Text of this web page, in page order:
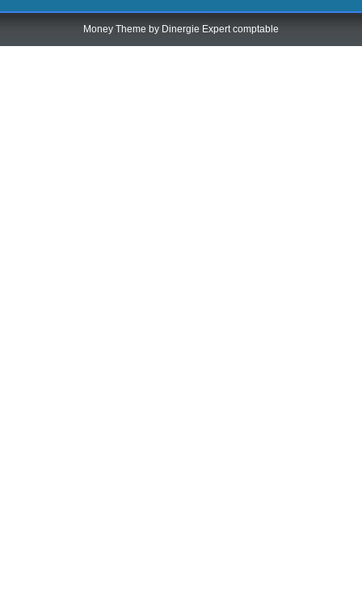
Money Theme by Dinergie Expert comptable